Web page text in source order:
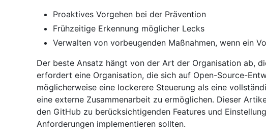
Proaktives Vorgehen bei der Prävention
Frühzeitige Erkennung möglicher Lecks
Verwalten von vorbeugenden Maßnahmen, wenn ein
Der beste Ansatz hängt von der Art der Organisation ab,
erfordert eine Organisation, die sich auf Open-Source-
möglicherweise eine lockerere Steuerung als eine
eine externe Zusammenarbeit zu ermöglichen. Dieser
den GitHub zu berücksichtigenden Features und
Anforderungen implementieren sollten.